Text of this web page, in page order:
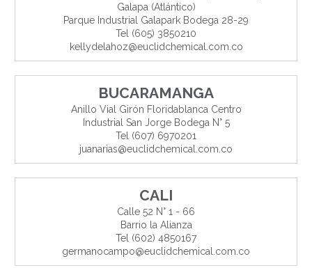
Galapa (Atlántico)
Parque Industrial Galapark Bodega 28-29
Tel (605) 3850210
kellydelahoz@euclidchemical.com.co
BUCARAMANGA
Anillo Vial Girón Floridablanca Centro
Industrial San Jorge Bodega N° 5
Tel (607) 6970201
juanarias@euclidchemical.com.co
CALI
Calle 52 N° 1 - 66
Barrio la Alianza
Tel (602) 4850167
germanocampo@euclidchemical.com.co